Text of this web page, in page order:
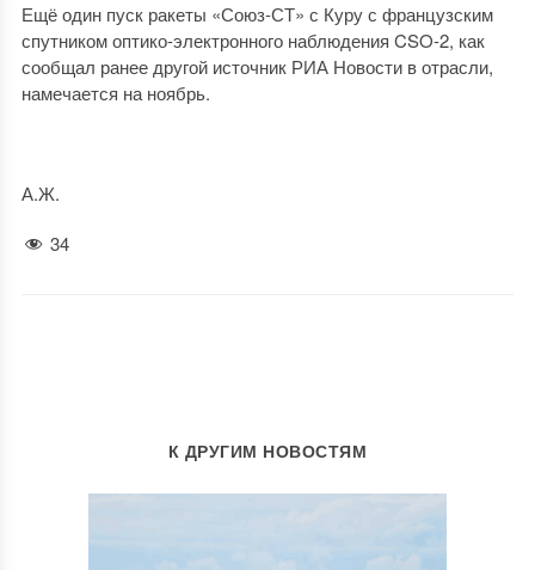
Ещё один пуск ракеты «Союз-СТ» с Куру с французским
спутником оптико-электронного наблюдения CSO-2, как
сообщал ранее другой источник РИА Новости в отрасли,
намечается на ноябрь.
А.Ж.
34
К ДРУГИМ НОВОСТЯМ